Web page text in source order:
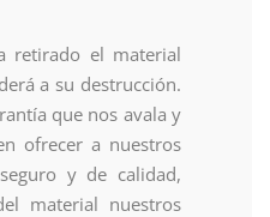
retirado el material
a su destrucción.
que nos avala y
ofrecer a nuestros
y de calidad,
material nuestros